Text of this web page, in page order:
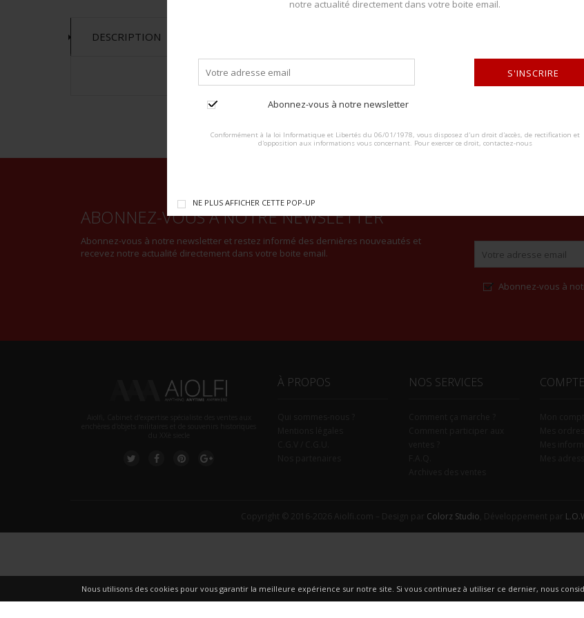
notre actualité directement dans votre boite email.
Abonnez-vous à notre newsletter
S'INSCRIRE
Conformément à la loi Informatique et Libertés du 06/01/1978, vous disposez d'un droit d'accès, de rectification et
d'opposition aux informations vous concernant. Pour exercer ce droit, contactez-nous
NE PLUS AFFICHER CETTE POP-UP
DESCRIPTION
En bois, vide, bel état. Photos supplémentaires sur
ABONNEZ-VOUS À NOTRE NEWSLETTER
Abonnez-vous à notre newsletter et restez informé des dernières nouveautés et
recevez notre actualité directement dans votre boite email.
Abonnez-vous à
À PROPOS NOS SERVICES
Colorz Studio
Nous utilisons des cookies pour vous garantir la meilleure expérience sur notre site. Si vous continuez à utiliser ce dernier, nous